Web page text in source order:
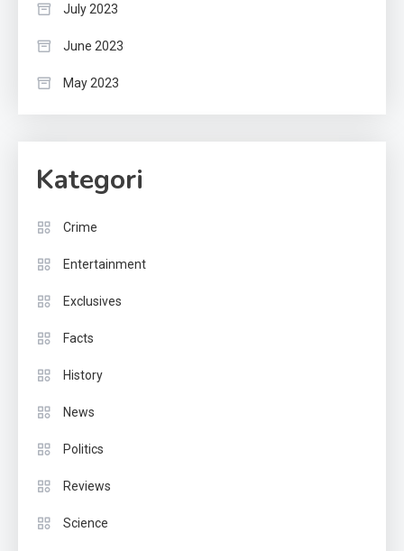
July 2023
June 2023
May 2023
Kategori
Crime
Entertainment
Exclusives
Facts
History
News
Politics
Reviews
Science